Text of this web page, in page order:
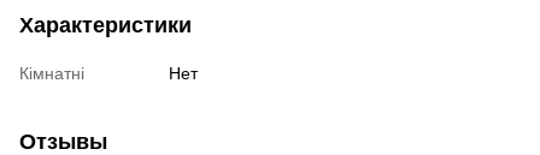
Характеристики
Кімнатні Нет
Отзывы